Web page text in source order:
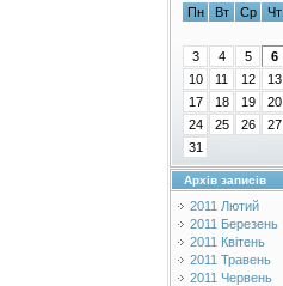
Пн
Вт Ср Чт
3
4 5 6
10
11 12 13
17
18 19 20
24
25 26 27
31
Архів записів
2011 Лютий
2011 Березень
2011 Квітень
2011 Травень
2011 Червень